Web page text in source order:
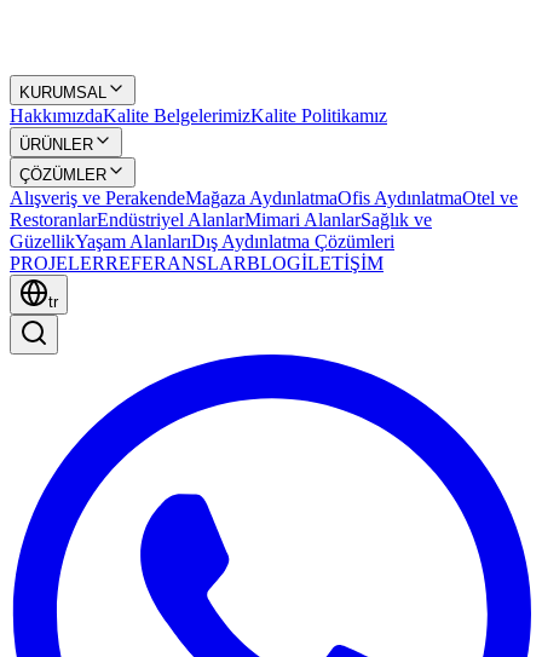
KURUMSAL
HakkımızdaKalite BelgelerimizKalite Politikamız
ÜRÜNLER
ÇÖZÜMLER
Alışveriş ve PerakendeMağaza AydınlatmaOfis AydınlatmaOtel ve
RestoranlarEndüstriyel AlanlarMimari AlanlarSağlık ve
GüzellikYaşam AlanlarıDış Aydınlatma Çözümleri
PROJELERREFERANSLARBLOGİLETİŞİM
tr